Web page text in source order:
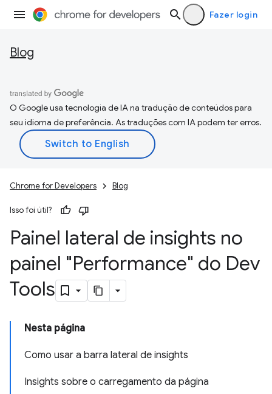
Fazer login
Blog
O Google usa tecnologia de IA na tradução de conteúdos para
seu idioma de preferência. As traduções com IA podem ter erros.
Chrome for Developers Blog
Isso foi útil?
Painel lateral de insights no
painel "Performance" do Dev
Tools
Nesta página
Como usar a barra lateral de insights
Insights sobre o carregamento da página